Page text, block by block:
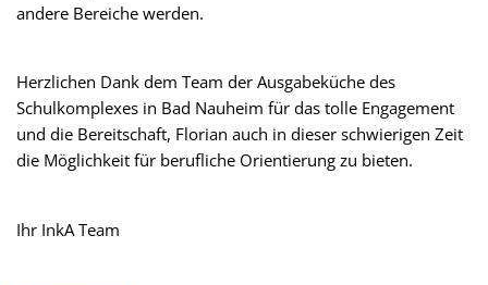
andere Bereiche werden.
Herzlichen Dank dem Team der Ausgabeküche des
Schulkomplexes in Bad Nauheim für das tolle Engagement
und die Bereitschaft, Florian auch in dieser schwierigen Zeit
die Möglichkeit für berufliche Orientierung zu bieten.
Ihr InkA Team